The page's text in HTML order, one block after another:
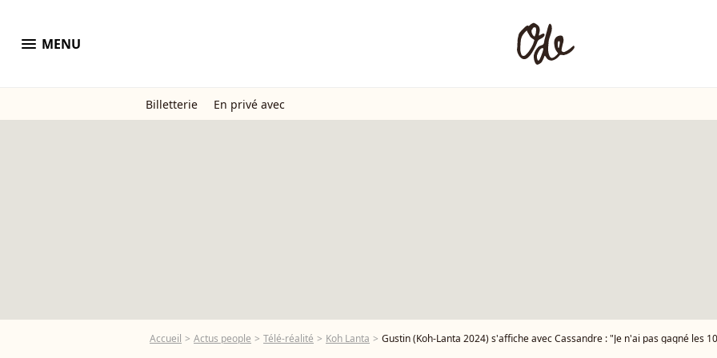
menu MENU
Billetterie En privé avec
Accueil Actus people Télé-réalité Koh Lanta Gustin (Koh-Lanta 2024) s'affiche avec Cassandre : "Je n'ai pas gagné les